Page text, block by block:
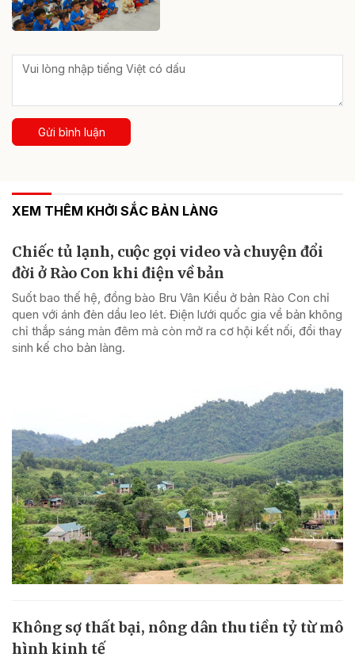
Gửi bình luận
XEM THÊM KHỞI SẮC BẢN LÀNG
Chiếc tủ lạnh, cuộc gọi video và chuyện đổi
đời ở Rào Con khi điện về bản
Suốt bao thế hệ, đồng bào Bru Vân Kiều ở bản Rào Con chỉ
quen với ánh đèn dầu leo lét. Điện lưới quốc gia về bản không
chỉ thắp sáng màn đêm mà còn mở ra cơ hội kết nối, đổi thay
sinh kế cho bản làng.
Không sợ thất bại, nông dân thu tiền tỷ từ mô
hình kinh tế